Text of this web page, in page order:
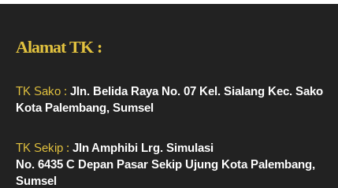
Alamat TK :
TK Sako : Jln. Belida Raya No. 07 Kel. Sialang Kec. Sako
Kota Palembang, Sumsel
TK Sekip : Jln Amphibi Lrg. Simulasi
No. 6435 C Depan Pasar Sekip Ujung Kota Palembang,
Sumsel